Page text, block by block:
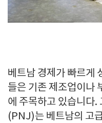
베트남 경제가 빠르게
들은 기존 제조업이나
에 주목하고 있습니다.
(PNJ)는 베트남의 고